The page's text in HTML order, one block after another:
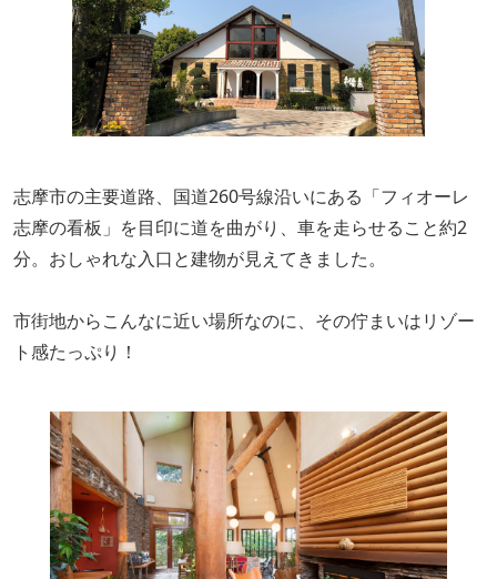
志摩市の主要道路、国道260号線沿いにある「フィオーレ
志摩の看板」を目印に道を曲がり、車を走らせること約2
分。おしゃれな入口と建物が見えてきました。
市街地からこんなに近い場所なのに、その佇まいはリゾー
ト感たっぷり！